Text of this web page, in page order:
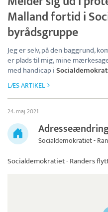
Malland fortid i
byrådsgruppe
Jeg er selv, på den baggrund,
er plads til mig, mine
med handicap i
LÆS ARTIKEL
24. maj 2021
Socialdemokratiet -
Socialdemokratiet - Randers